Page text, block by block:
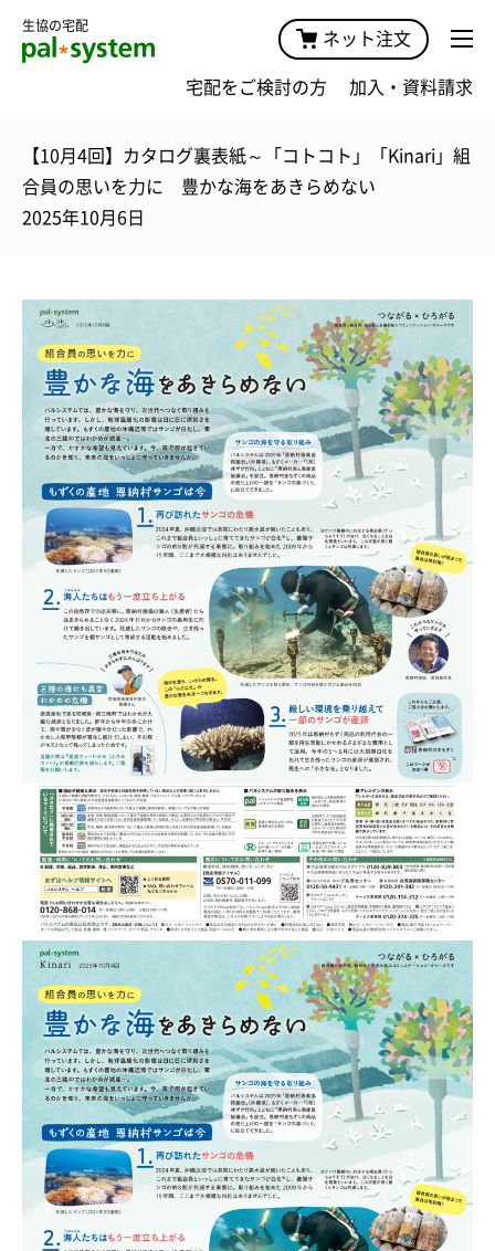
生協の宅配
ネット注文
宅配をご検討の方 加入・資料請求
【10月4回】カタログ裏表紙～「コトコト」「Kinari」組
合員の思いを力に 豊かな海をあきらめない
2025年10月6日